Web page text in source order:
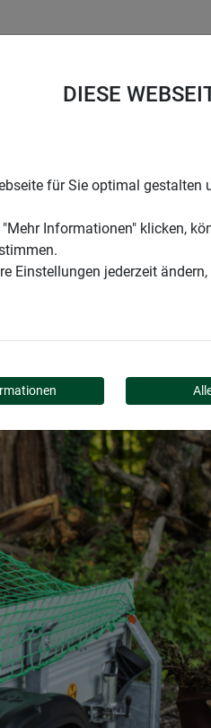
DIESE
für Sie optimal
Informationen" klicken,
Einstellungen jederzeit